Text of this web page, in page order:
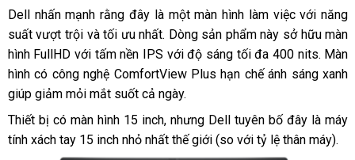
Dell nhấn mạnh rằng đây là một màn hình làm việc với năng
suất vượt trội và tối ưu nhất. Dòng sản phẩm này sở hữu màn
hình FullHD với tấm nền IPS với độ sáng tối đa 400 nits. Màn
hình có công nghệ ComfortView Plus hạn chế ánh sáng xanh
giúp giảm mỏi mắt suốt cả ngày.
Thiết bị có màn hình 15 inch, nhưng Dell tuyên bố đây là máy
tính xách tay 15 inch nhỏ nhất thế giới (so với tỷ lệ thân máy).